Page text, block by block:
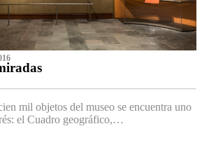
mil objetos del museo se encuentra uno
el Cuadro geográfico,…